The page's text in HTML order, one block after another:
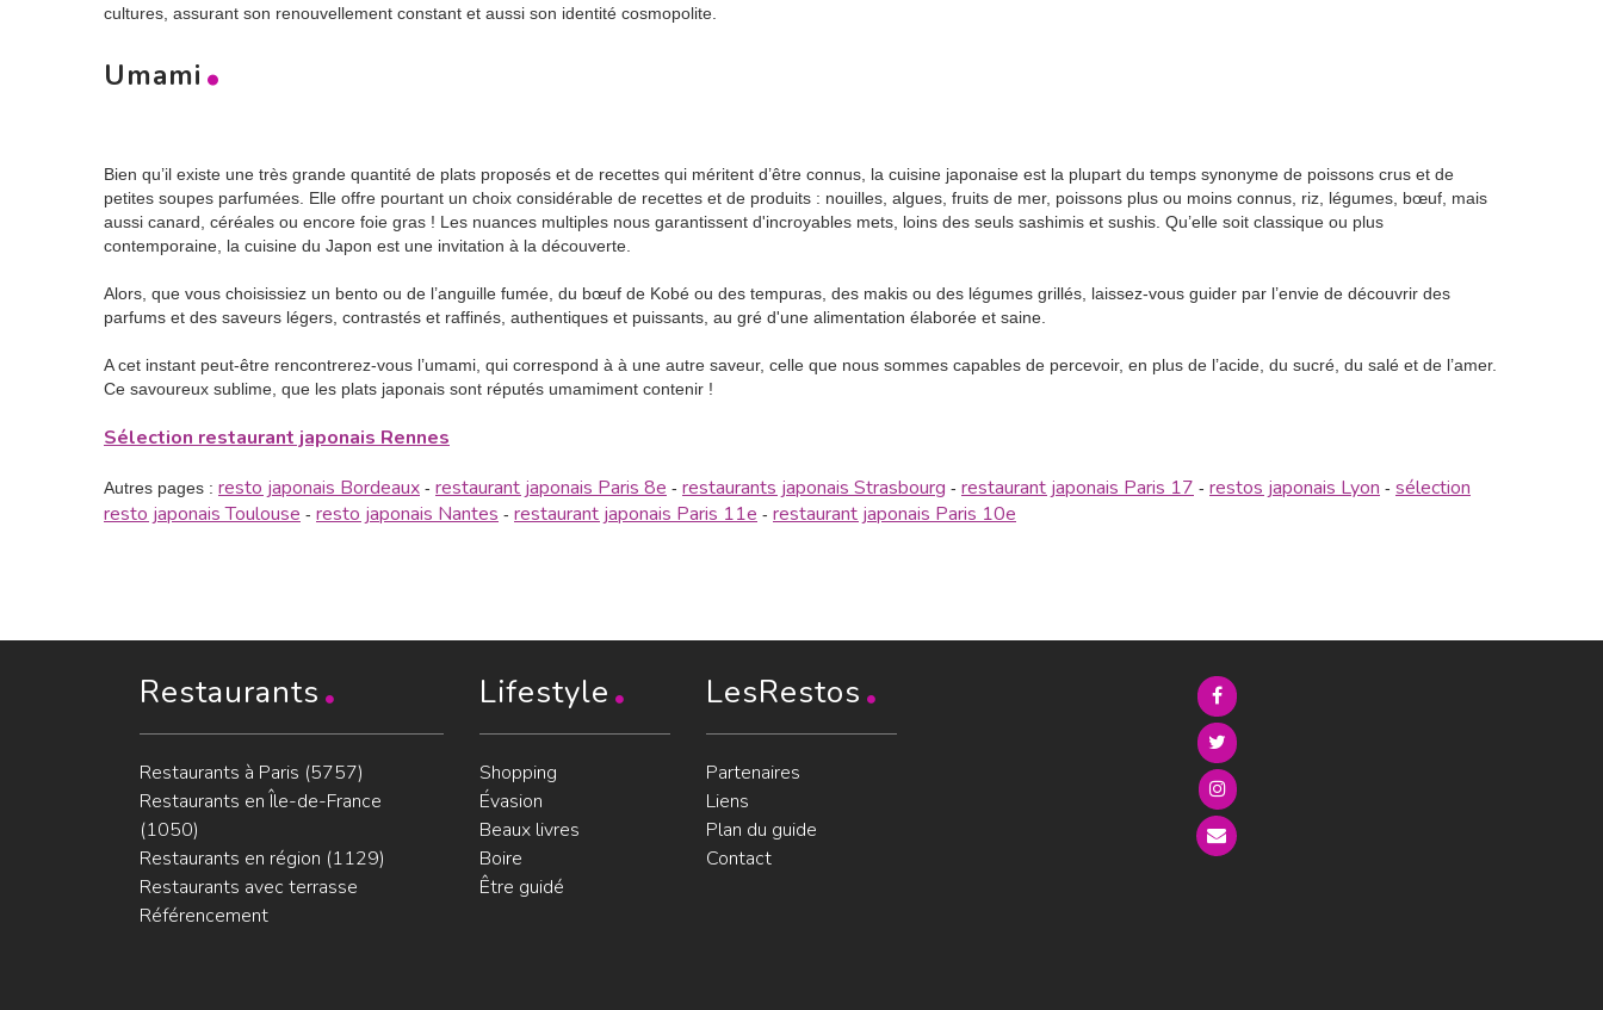
cultures, assurant son renouvellement constant et aussi son identité cosmopolite.
Umami
Bien qu’il existe une très grande quantité de plats proposés et de recettes qui méritent d’être connus, la cuisine japonaise est la plupart du temps synonyme de poissons crus et de
petites soupes parfumées. Elle offre pourtant un choix considérable de recettes et de produits : nouilles, algues, fruits de mer, poissons plus ou moins connus, riz, légumes, bœuf, mais
aussi canard, céréales ou encore foie gras ! Les nuances multiples nous garantissent d'incroyables mets, loins des seuls sashimis et sushis. Qu’elle soit classique ou plus
contemporaine, la cuisine du Japon est une invitation à la découverte.
Alors, que vous choisissiez un bento ou de l’anguille fumée, du bœuf de Kobé ou des tempuras, des makis ou des légumes grillés, laissez-vous guider par l’envie de découvrir des
parfums et des saveurs légers, contrastés et raffinés, authentiques et puissants, au gré d'une alimentation élaborée et saine.
A cet instant peut-être rencontrerez-vous l’umami, qui correspond à à une autre saveur, celle que nous sommes capables de percevoir, en plus de l’acide, du sucré, du salé et de l’amer.
Ce savoureux sublime, que les plats japonais sont réputés umamiment contenir !
Sélection restaurant japonais Rennes
Autres pages : resto japonais Bordeaux - restaurant japonais Paris 8e - restaurants japonais Strasbourg - restaurant japonais Paris 17 - restos japonais Lyon - sélection
resto japonais Toulouse - resto japonais Nantes - restaurant japonais Paris 11e - restaurant japonais Paris 10e
Restaurants
Restaurants à Paris (5757)
Restaurants en Île-de-France
(1050)
Restaurants en région (1129)
Restaurants avec terrasse
Référencement
Lifestyle
Shopping
Évasion
Beaux livres
Boire
Être guidé
LesRestos
Partenaires
Liens
Plan du guide
Contact